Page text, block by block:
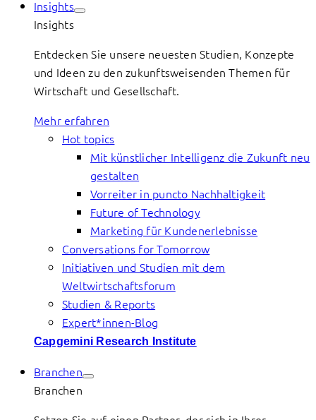
Insights
Insights
Entdecken Sie unsere neuesten Studien, Konzepte
und Ideen zu den zukunftsweisenden Themen für
Wirtschaft und Gesellschaft.
Mehr erfahren
Hot topics
Mit künstlicher Intelligenz die Zukunft neu
gestalten
Vorreiter in puncto Nachhaltigkeit
Future of Technology
Marketing für Kundenerlebnisse
Conversations for Tomorrow
Initiativen und Studien mit dem
Weltwirtschaftsforum
Studien & Reports
Expert*innen-Blog
Capgemini Research Institute
Branchen
Branchen